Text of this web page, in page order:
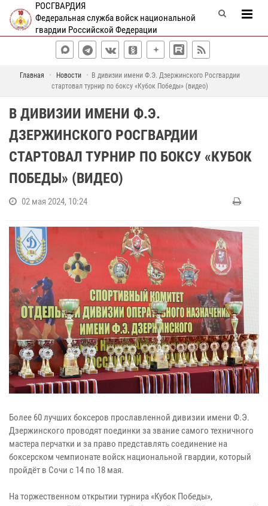
РОСГВАРДИЯ
Федеральная служба войск национальной
гвардии Российской Федерации
Главная Новости
В дивизии имени Ф.Э. Дзержинского Росгвардии
стартовал турнир по боксу «Кубок Победы» (видео)
В ДИВИЗИИ ИМЕНИ Ф.Э.
ДЗЕРЖИНСКОГО РОСГВАРДИИ
СТАРТОВАЛ ТУРНИР ПО БОКСУ «КУБОК
ПОБЕДЫ» (ВИДЕО)
02 мая 2024, 10:24
Более 60 лучших боксеров прославленной дивизии имени Ф.Э.
Дзержинского проводят поединки за звание самого техничного
мастера перчатки и за право представлять соединение на
боксерском чемпионате войск национальной гвардии, который
пройдёт в Сочи с 14 по 18 мая.
На торжественном открытии турнира «Кубок Победы»,